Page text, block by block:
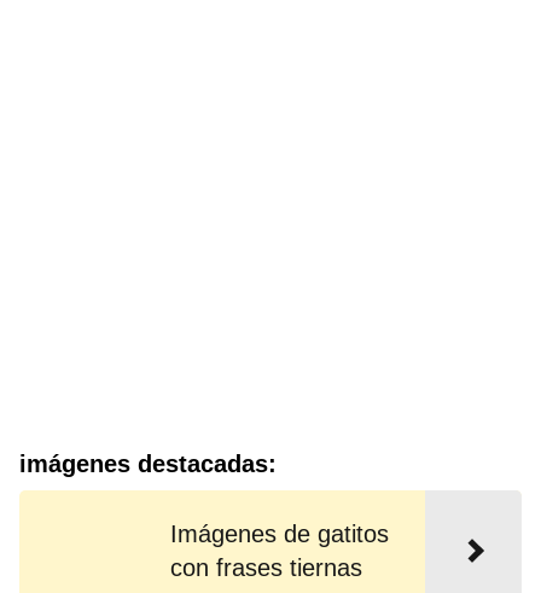
imágenes destacadas:
Imágenes de gatitos
con frases tiernas